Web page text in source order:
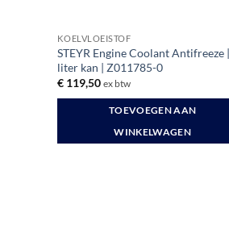
KOELVLOEISTOF
STEYR Engine Coolant Antifreeze
liter kan | Z011785-0
€ 119,50 ex btw
TOEVOEGEN AAN
WINKELWAGEN